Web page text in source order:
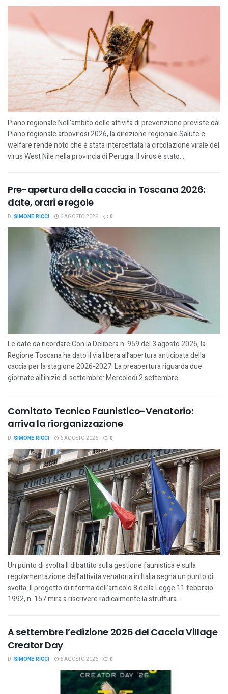
Piano regionale Nell’ambito delle attività di prevenzione previste dal
Piano regionale arbovirosi 2026, la direzione regionale Salute e
welfare rende noto che è stata intercettata la circolazione virale del
virus West Nile nella provincia di Perugia. Il virus è stato...
Pre-apertura della caccia in Toscana 2026:
date, orari e regole
DI SIMONE RICCI 6 AGOSTO 2026 0
Le date da ricordare Con la Delibera n. 959 del 3 agosto 2026, la
Regione Toscana ha dato il via libera all’apertura anticipata della
caccia per la stagione 2026-2027. La preapertura riguarda due
giornate all’inizio di settembre: Mercoledì 2 settembre...
Comitato Tecnico Faunistico-Venatorio:
arriva la riorganizzazione
DI SIMONE RICCI 6 AGOSTO 2026 0
Un punto di svolta Il dibattito sulla gestione faunistica e sulla
regolamentazione dell’attività venatoria in Italia segna un punto di
svolta. Il progetto di riforma dell’articolo 8 della Legge 11 febbraio
1992, n. 157 mira a riscrivere radicalmente la struttura...
A settembre l’edizione 2026 del Caccia Village
Creator Day
DI SIMONE RICCI 6 AGOSTO 2026 0